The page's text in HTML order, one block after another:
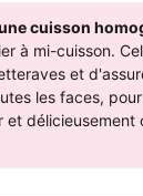
cuisson
à mi-cuisson.
et
les faces,
délicieusement